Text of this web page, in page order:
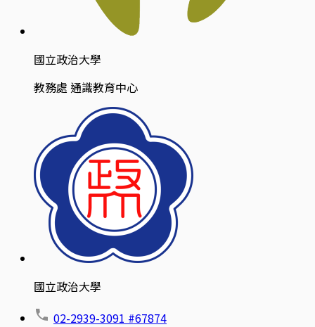
國立政治大學
教務處 通識教育中心
國立政治大學
02-2939-3091 #67874